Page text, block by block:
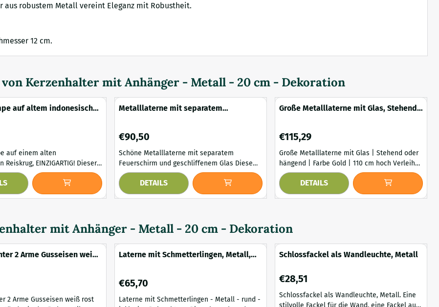
aus robustem Metall vereint Eleganz mit Robustheit.
12 cm.
Kerzenhalter mit Anhänger - Metall - 20 cm - Dekoration
auf altem indonesischen
auf einem alten
EINZIGARTIG! Dieser
ist in eine einzigartige
diese Lampe ist nur
Sehen
Reisgefäß indonesisch, Lampenschirm. ...
Metalllaterne mit separatem
Preis: 90,50
€90,50
Schöne Metalllaterne mit separatem
Feuerschirm und geschliffenem Glas Diese
Laterne strahlt durch die Feuerkuppel ein
wunderbares Licht aus, das ein schönes und
gemütliches Aussehen verleiht. Schön
und hat daher eine schöne Präsenz.
Lieferumfan...
DETAILS
Große Metalllaterne mit Glas, Stehend
Preis: 115,29
€115,29
Große Metalllaterne mit Glas | Stehend oder
hängend | Farbe Gold | 110 cm hoch Verleihen
Sie Ihrem Innen- oder Außenbereich einen
Hauch von Zauber und Atmosphäre mit dieser
schönen großen Metalllaterne. Mit ihrem
Sicherheit die Aufmerksamkeit auf sich
ziehen und ein Stat...
DETAILS
mit Anhänger - Metall - 20 cm - Dekoration
2 Arme Gusseisen weiß
2 Arme Gusseisen weiß rost
Laterne mit Schmetterlingen, Metall,
Preis: 65,70
€65,70
Laterne mit Schmetterlingen - Metall - rund -
Schlossfackel als Wandleuchte, Metall
Preis: 28,51
€28,51
Schlossfackel als Wandleuchte, Metall. Eine
stilvolle Fackel für die Wand, eine Fackel aus